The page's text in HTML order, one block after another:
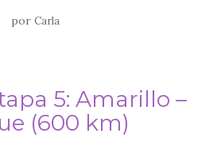
por Carla
5: Amarillo –
(600 km)